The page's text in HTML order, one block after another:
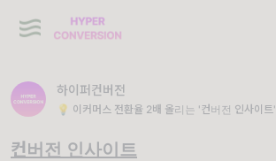
하이퍼컨버전
💡 이커머스 전환율 2배 올리는 '컨버전 인사이트'
컨버전 인사이트